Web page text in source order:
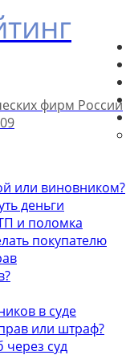
фирм России
или виновником?
деньги
и поломка
покупателю
в суде
или штраф?
через суд